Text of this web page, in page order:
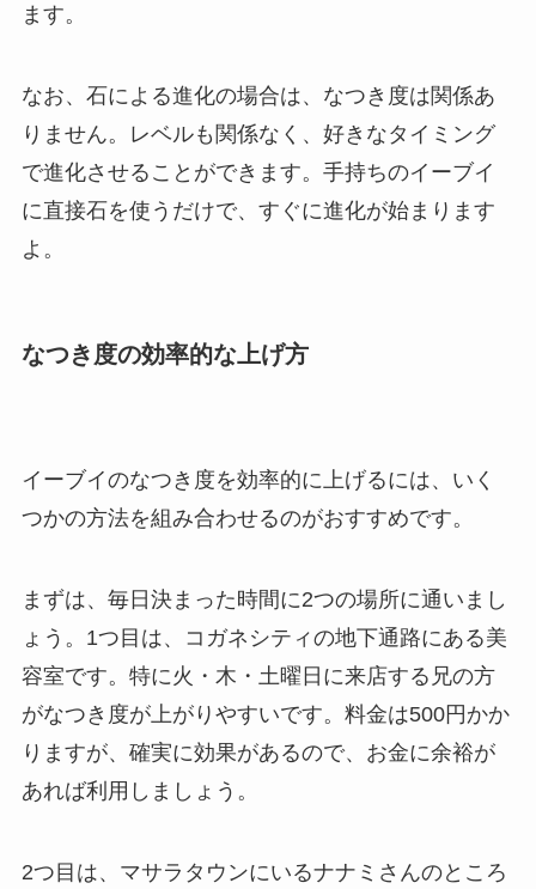
ます。
なお、石による進化の場合は、なつき度は関係あ
りません。レベルも関係なく、好きなタイミング
で進化させることができます。手持ちのイーブイ
に直接石を使うだけで、すぐに進化が始まります
よ。
なつき度の効率的な上げ方
イーブイのなつき度を効率的に上げるには、いく
つかの方法を組み合わせるのがおすすめです。
まずは、毎日決まった時間に2つの場所に通いまし
ょう。1つ目は、コガネシティの地下通路にある美
容室です。特に火・木・土曜日に来店する兄の方
がなつき度が上がりやすいです。料金は500円かか
りますが、確実に効果があるので、お金に余裕が
あれば利用しましょう。
2つ目は、マサラタウンにいるナナミさんのところ